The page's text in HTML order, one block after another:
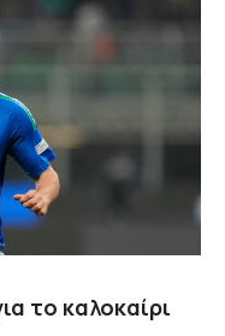
το καλοκαίρι